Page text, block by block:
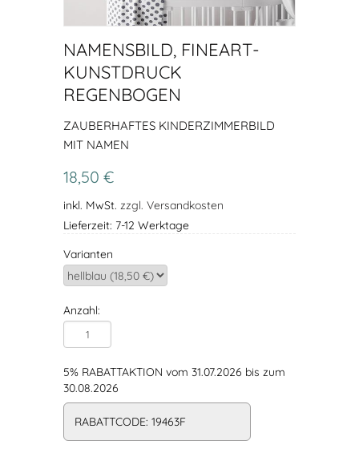
NAMENSBILD, FINEART-
KUNSTDRUCK
REGENBOGEN
ZAUBERHAFTES KINDERZIMMERBILD
MIT NAMEN
18,50 €
inkl. MwSt. zzgl. Versandkosten
Lieferzeit: 7-12 Werktage
Varianten
Anzahl:
5% RABATTAKTION vom 31.07.2026 bis zum
30.08.2026
RABATTCODE: 19463F